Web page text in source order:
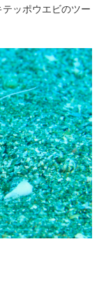
ッポウエビのツー